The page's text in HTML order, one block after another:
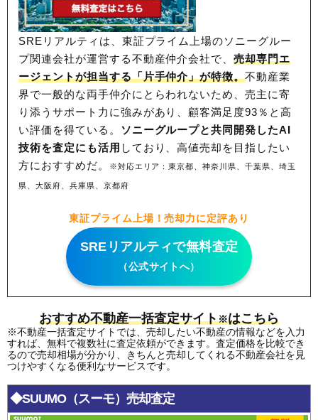
SREリアルティは、東証プライム上場のソニーグルー
プ関連会社が運営する不動産仲介会社で、売却専門エ
ージェントが担当する「片手仲介」が特徴。不動産業
界で一般的な両手仲介にとらわれないため、売主に寄
り添うサポート力に強みがあり、顧客満足度93％と高
い評価を得ている。 ソニーグループと共同開発したAI
技術を査定にも活用 しており、高値売却を目指したい
方におすすめだ。
※対応エリア：東京都、神奈川県、千葉県、埼玉
県、大阪府、兵庫県、京都府
東証プライム上場！売却力に定評あり
SREリアルティで無料査定
（公式サイトへ）
おすすめ不動産一括査定サイト※はこちら
※不動産一括査定サイトでは、売却したい不動産の情報などを入力
すれば、無料で複数社に査定依頼ができます。査定価格を比較でき
るので売却相場が分かり、きちんと売却してくれる不動産会社を見
つけやすくなる便利なサービスです。
◆SUUMO（スーモ）売却査定